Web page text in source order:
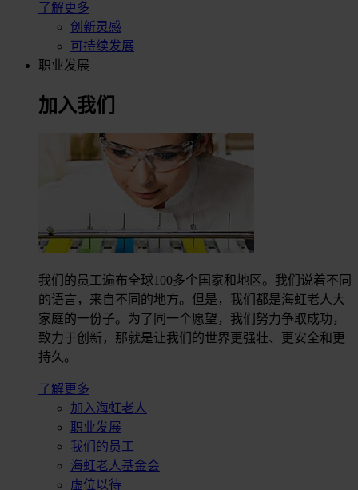
了解更多
创新灵感
可持续发展
职业发展
加入我们
我们的员工遍布全球100多个国家和地区。我们说着不同
的语言，来自不同的地方。但是，我们都是海虹老人大
家庭的一份子。为了同一个愿望，我们努力争取成功，
致力于创新，那就是让我们的世界更强壮、更安全和更
持久。
了解更多
加入海虹老人
职业发展
我们的员工
海虹老人基金会
虚位以待